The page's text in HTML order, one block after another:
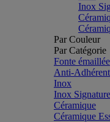
Inox
Par Couleur
Par Catégorie
Fonte émaillée
Anti-
Inox
Inox Signature
Céramique
Céramique